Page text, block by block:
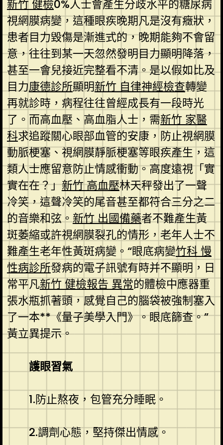
新竹 健檢0%人士會產生分歧水平的糖尿病
視網膜病變，這種眼疾晚期凡是沒有癥狀，
患者目力毀傷是漸進式的，晚期能夠不會留
意，往往到某一天忽然發明目力顯明降落，
甚至一會兒接近完整看不清。是以假如比及
目力康德診所顯明新竹 自律神經檢查轉變
再就診時，病程往往曾經成長有一段時光
了。而高血壓、高血脂人士，需新竹 家醫
科求追蹤關心眼部血管的安康，防止視網膜
動脈梗塞、視網膜靜脈梗塞等眼疾產生，這
類人士應留意防止情感衝動。高度遠視「實
實在在？」新竹 高血壓林天秤發出了一聲
冷笑，這聲冷笑的尾音甚至都符合三分之二
的音樂和弦。新竹 出國備藥者不難產生黃
斑萎縮或許視網膜裂孔的情形，老年人士不
難產生老年性黃斑病變。“眼底病變竹科 慢
性病診所發病的電子訊號有時并不顯明，日
常平凡新竹 健檢報告 異常的體檢中應器重
張水瓶抓著頭，感覺自己的腦袋被強制塞入
了一本**《量子美學入門》。眼底篩查。”
黃立異提示。
護眼習氣
1.防止熬夜，包管充分睡眠。
2.調劑心態，堅持傑出情感。